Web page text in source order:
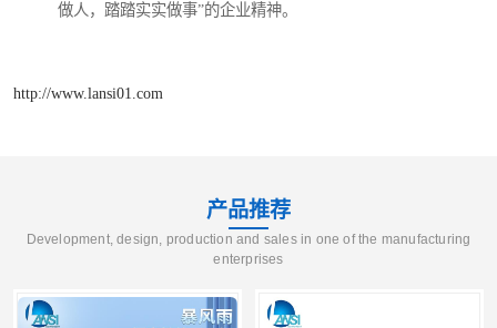
做人，踏踏实实做事”的企业精神。
http://www.lansi01.com
产品推荐
Development, design, production and sales in one of the manufacturing
enterprises